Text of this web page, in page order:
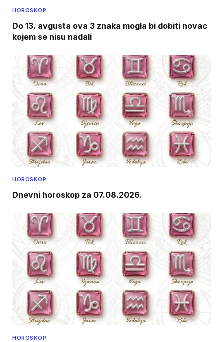
HOROSKOP
Do 13. avgusta ova 3 znaka mogla bi dobiti novac
kojem se nisu nadali
HOROSKOP
Dnevni horoskop za 07.08.2026.
HOROSKOP